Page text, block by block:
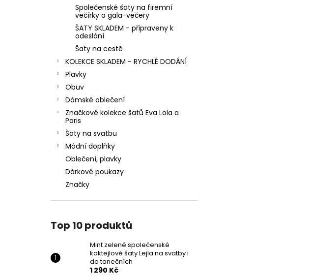
Společenské šaty na firemní
večírky a gala-večery
ŠATY SKLADEM - připraveny k
odeslání
Šaty na cestě
KOLEKCE SKLADEM - RYCHLÉ DODÁNÍ
Plavky
Obuv
Dámské oblečení
Značkové kolekce šatů Eva Lola a
Paris
Šaty na svatbu
Módní doplňky
Oblečení, plavky
Dárkové poukazy
Značky
Top 10 produktů
Mint zelené společenské
koktejlové šaty Lejla na svatby i
do tanečních
1 290 Kč
MINT ZELENÉ SPOLEČENSKÉ KOKTEJLOVÉ
ŠATY LEJLA NA SVATBY I DO TANEČNÍCH
1 290 Kč